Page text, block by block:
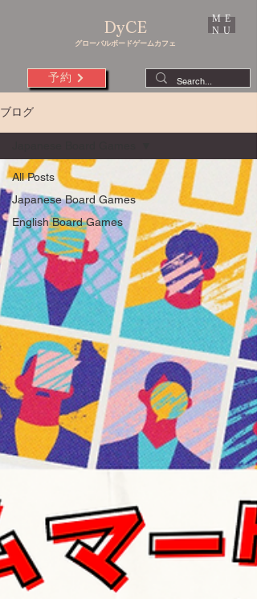
DyCE
グローバルボードゲームカフェ
予約
ME
NU
ブログ
All Posts
Japanese Board Games
English Board Games